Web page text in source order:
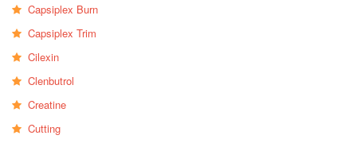
Capsiplex Burn
Capsiplex Trim
Cilexin
Clenbutrol
Creatine
Cutting